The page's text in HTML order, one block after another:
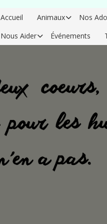
Accueil Animaux Nos
Nous Aider
Événements